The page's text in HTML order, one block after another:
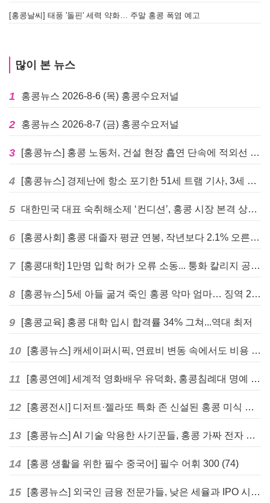
[홍콩날씨] 태풍 '돌핀' 세력 약화… 주말 홍콩 폭염 예고
많이 본 뉴스
1 홍콩뉴스 2026-8-6 (목) 홍콩수요저널
2 홍콩뉴스 2026-8-7 (금) 홍콩수요저널
3 [홍콩뉴스] 홍콩 노동처, 건설 현장 흡연 단속에 적외선 드론 투입 검토
4 [홍콩뉴스] 경제난에 항소 포기한 51세 트램 기사, 3세 여아 치사 혐의로 '4주 감옥행'
5 대한민국 대표 숙취해소제 ‘컨디션’, 홍콩 시장 본격 상륙… 왓슨스 입점 기념 할인 행사 진행
6 [홍콩사회] 홍콩 대졸자 평균 연봉, 작년보다 2.1% 오른 33만 6천 홍콩달러 기록
7 [홍콩대학] 1만명 입학 허가 오류 소동... 퉁화 칼리지 공식 사과
8 [홍콩뉴스] 5세 아들 굶겨 죽인 홍콩 악마 엄마… 징역 22년 중형 선고
9 [홍콩교육] 홍콩 대학 입시 합격률 34% 그쳐...역대 최저
10 [홍콩뉴스] 캐세이퍼시픽, 연료비 변동 속에서도 비용 절감 위한 감편 계획 없어
11 [홍콩연예] 세계적 영화배우 유덕화, 홍콩침례대 명예 박사 학위 받는다
12 [홍콩전시] 디저트·젤라또 특화 존 신설된 홍콩 미식 박람회 다음주 개막
13 [홍콩뉴스] AI 기술 악용한 사기꾼들, 홍콩 가짜 전자 비자 사이트 극성
14 [홍콩 생활을 위한 필수 중국어] 필수 어휘 300 (74)
15 [홍콩뉴스] 외국인 금융 전문가들, 낮은 세율과 IPO 시장 회복에 홍콩으로 '대거 복귀'